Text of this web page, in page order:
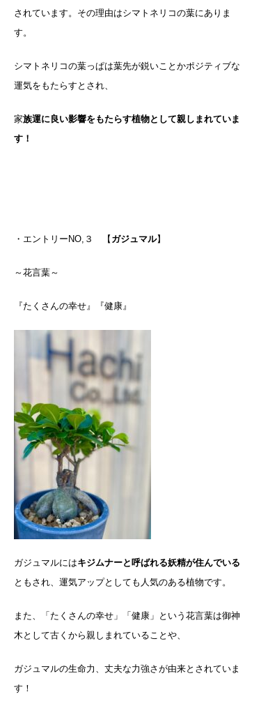
されています。その理由はシマトネリコの葉にありま
す。
シマトネリコの葉っぱは葉先が鋭いことかポジティブな
運気をもたらすとされ、
家族運に良い影響をもたらす植物として親しまれていま
す！
・エントリーNO,３ 【 ガジュマル】
～花言葉～
『たくさんの幸せ』『健康』
ガジュマルにはキジムナーと呼ばれる妖精が住んでいる
ともされ、運気アップとしても人気のある植物です。
また、「たくさんの幸せ」「健康」という花言葉は御神
木として古くから親しまれていることや、
ガジュマルの生命力、丈夫な力強さが由来とされていま
す！